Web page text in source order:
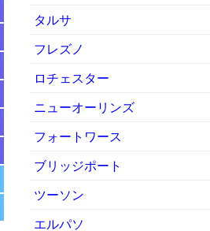
タルサ
フレズノ
ロチェスター
ニューオーリンズ
フォートワース
ブリッジポート
ツーソン
エルパソ